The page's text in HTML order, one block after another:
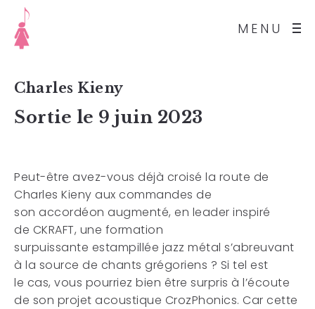
MENU
Charles Kieny
Sortie le 9 juin 2023
Peut-être avez-vous déjà croisé la route de
Charles Kieny aux commandes de
son accordéon augmenté, en leader inspiré
de CKRAFT, une formation
surpuissante estampillée jazz métal s’abreuvant
à la source de chants grégoriens ? Si tel est
le cas, vous pourriez bien être surpris à l’écoute
de son projet acoustique CrozPhonics. Car cette